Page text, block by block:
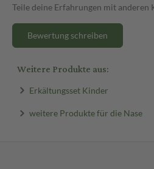
Teile deine Erfahrungen mit anderen
Bewertung schreiben
Weitere Produkte aus:
Erkältungsset Kinder
weitere Produkte für die Nase